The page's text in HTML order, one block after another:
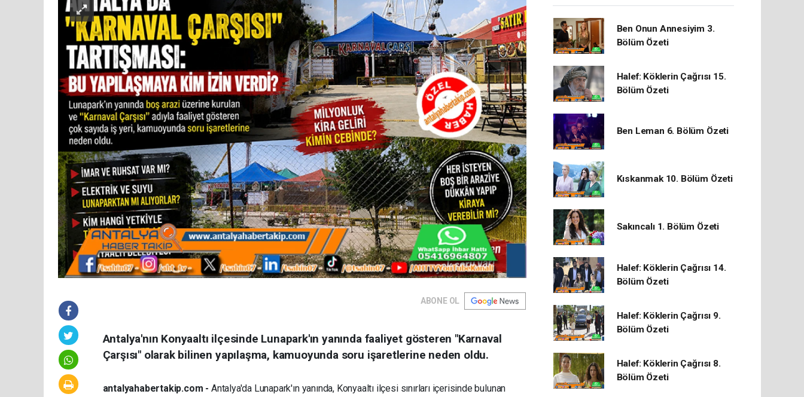
ABONE OL
Antalya'nın Konyaaltı ilçesinde Lunapark'ın yanında faaliyet gösteren "Karnaval
Çarşısı" olarak bilinen yapılaşma, kamuoyunda soru işaretlerine neden oldu.
antalyahabertakip.com - Antalya'da Lunapark'ın yanında, Konyaaltı ilçesi sınırları içerisinde bulunan
Ben Onun Annesiyim 3.
Bölüm Özeti
Halef: Köklerin Çağrısı 15.
Bölüm Özeti
Ben Leman 6. Bölüm Özeti
Kıskanmak 10. Bölüm Özeti
Sakıncalı 1. Bölüm Özeti
Halef: Köklerin Çağrısı 14.
Bölüm Özeti
Halef: Köklerin Çağrısı 9.
Bölüm Özeti
Halef: Köklerin Çağrısı 8.
Bölüm Özeti